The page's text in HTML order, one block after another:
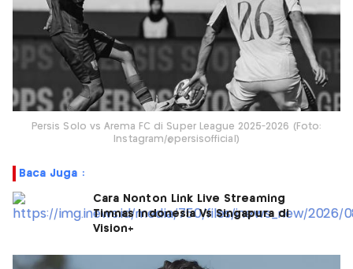
Persis Solo vs Arema FC di Super League 2025-2026 (Foto:
Instagram/@persisofficial)
Baca Juga :
Cara Nonton Link Live Streaming
Timnas Indonesia Vs Singapura di
Vision+